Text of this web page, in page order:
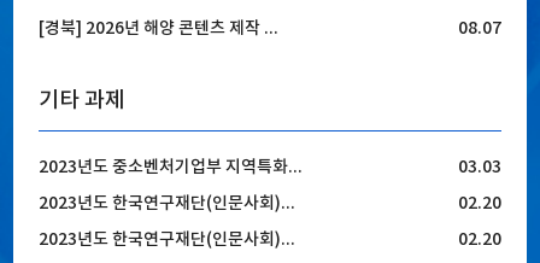
[경북] 2026년 해양 콘텐츠 제작 ...
08.07
기타 과제
2023년도 중소벤처기업부 지역특화...
03.03
2023년도 한국연구재단(인문사회)...
02.20
2023년도 한국연구재단(인문사회)...
02.20